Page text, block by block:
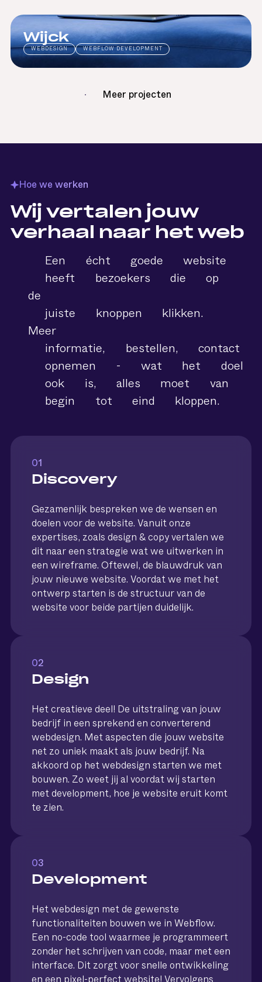
Wijck
WEBDESIGN WEBFLOW DEVELOPMENT
Meer projecten
Hoe we werken
Wijvertalenjouw
verhaal naar hetweb
Een écht goede
website
heeft
bezoekers die
op
de
juiste
knoppen
klikken.
Meer
informatie,
bestellen,
contact
opnemen
- wat het
doel
ook
is, alles moet
van
begin
tot eind kloppen.
01
Discovery
Gezamenlijk bespreken we de wensen en
doelen voor de website. Vanuit onze
expertises, zoals design & copy vertalen we
dit naar een strategie wat we uitwerken in
een wireframe. Oftewel, de blauwdruk van
jouw nieuwe website. Voordat we met het
ontwerp starten is de structuur van de
website voor beide partijen duidelijk.
02
Design
Het creatieve deel! De uitstraling van jouw
bedrijf in een sprekend en converterend
webdesign. Met aspecten die jouw website
net zo uniek maakt als jouw bedrijf. Na
akkoord op het webdesign starten we met
bouwen. Zo weet jij al voordat wij starten
met development, hoe je website eruit komt
te zien.
03
Development
Het webdesign met de gewenste
functionaliteiten bouwen we in Webflow.
Een no-code tool waarmee je programmeert
zonder het schrijven van code, maar met een
interface. Dit zorgt voor snelle ontwikkeling